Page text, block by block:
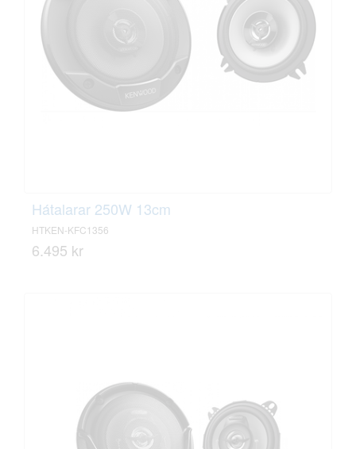
Hátalarar 250W 13cm
HTKEN-KFC1356
6.495 kr